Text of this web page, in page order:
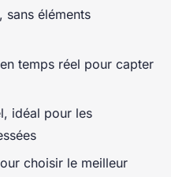
sans éléments
temps réel pour capter
idéal pour les
choisir le meilleur